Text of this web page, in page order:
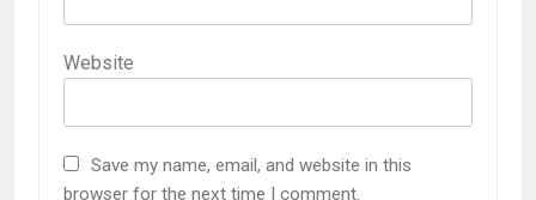
Website
Save my name, email, and website in this
browser for the next time I comment.